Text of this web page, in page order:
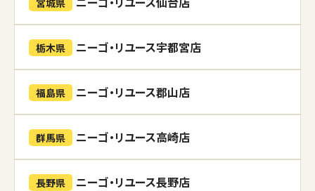
宮城県
栃木県 ニーゴ・リユース宇都宮店
福島県 ニーゴ・リユース郡山店
群馬県 ニーゴ・リユース高崎店
長野県 ニーゴ・リユース長野店